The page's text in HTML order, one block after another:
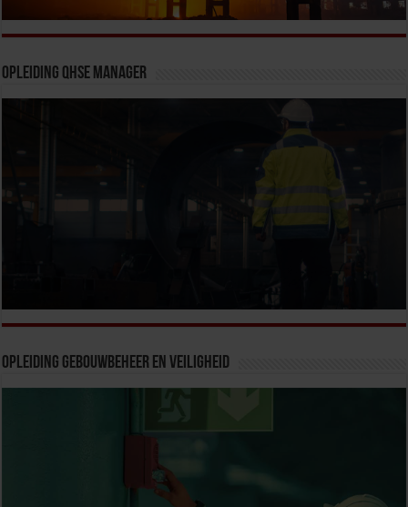
Opleiding QHSE Manager
Opleiding Gebouwbeheer en veiligheid